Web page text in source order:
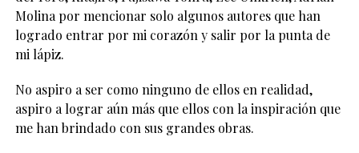
Molina por mencionar solo algunos autores que han
logrado entrar por mi corazón y salir por la punta de
mi lápiz.
No aspiro a ser como ninguno de ellos en realidad,
aspiro a lograr aún más que ellos con la inspiración que
me han brindado con sus grandes obras.